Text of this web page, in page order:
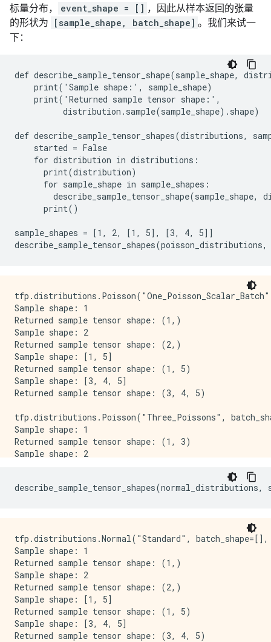
标量分布， event_shape = [] ，因此从样本返回的张量
的形状为
[sample_shape, batch_shape] 。我们来试一
下：
def describe_sample_tensor_shape(sample_shape,
    print('Sample shape:', sample_shape)
    print('Returned sample tensor shape:',
          distribution.sample(sample_shape).shape)
def describe_sample_tensor_shapes(distributions,
    started = False
    for distribution in distributions:
      print(distribution)
      for sample_shape in sample_shapes:
describe_sample_tensor_shape(sample_shape,
      print()
sample_shapes = [1, 2, [1, 5], [3, 4, 5]]
Sample shape: 1
Returned sample tensor shape: (1,)
Sample shape: 2
Returned sample tensor shape: (2,)
Sample shape: [1, 5]
Returned sample tensor shape: (1, 5)
Sample shape: [3, 4, 5]
Returned sample tensor shape: (3, 4, 5)
tfp.distributions.Poisson("Three_Poissons",
Sample shape: 1
Returned sample tensor shape: (1, 3)
Sample shape: 2
Returned sample tensor shape: (1, 5, 3)
tfp.distributions.Poisson("Two_by_Three_Poissons",
Sample shape: 1
Returned sample tensor shape: (1, 2, 3)
Sample shape: 2
Returned sample tensor shape: (2, 2, 3)
Sample shape: [1, 5]
Returned sample tensor shape: (1, 5, 2, 3)
Sample shape: [3, 4, 5]
Returned sample tensor shape: (3, 4, 5, 2, 3)
tfp.distributions.Normal("Standard",
Sample shape: 1
Returned sample tensor shape: (1,)
Sample shape: 2
Returned sample tensor shape: (2,)
Sample shape: [1, 5]
Returned sample tensor shape: (1, 5)
Sample shape: [3, 4, 5]
Returned sample tensor shape: (3, 4, 5)